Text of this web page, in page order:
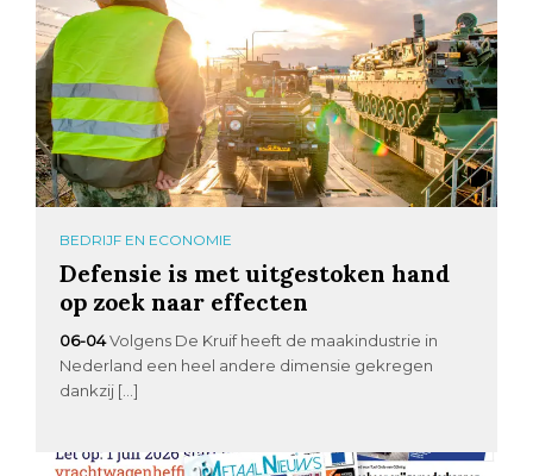
BEDRIJF EN ECONOMIE
Defensie is met uitgestoken hand
op zoek naar effecten
06-04Volgens De Kruif heeft de maakindustrie in
Nederland een heel andere dimensie gekregen
dankzij […]